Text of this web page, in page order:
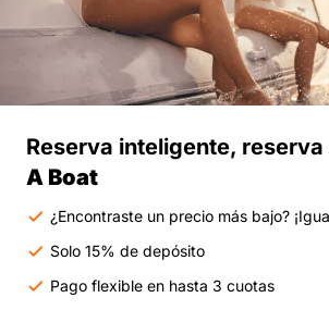
Reserva inteligente, reserva
A Boat
¿Encontraste un precio más bajo?
Solo 15% de depósito
Pago flexible en hasta 3 cuotas